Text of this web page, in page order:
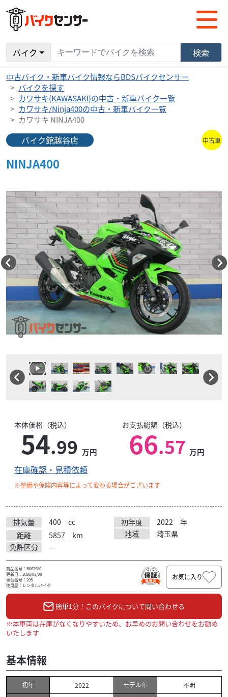
バイク 検索
中古バイク・新車バイク情報ならBDSバイクセンサー
バイクを探す
カワサキ(KAWASAKI)の中古・新車バイク一覧
カワサキ/Ninja400の中古・新車バイク一覧
カワサキ NINJA400
バイク館越谷店 中古車
NINJA400
本体価格（税込）
54.99 万円
お支払総額（税込）
66.57 万円
在庫確認・見積依頼
※整備や保険内容等によって変わる場合がございます
排気量 400 cc 初年度 2022
年
距離
5857 km 地域
埼玉県
免許区分
--
商品番号：B662980
更新日：2026/08/08
車台番号：205
使用歴：レンタルバイク
お気に入り
簡単1分！このバイクについて問い合わせる
※本車両は在庫がなくなりやすいため、お早めのお問い合わせをお勧め
いたします
基本情報
初年 2022 モデル年
不明